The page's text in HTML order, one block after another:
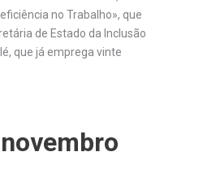
no Trabalho», que
de Estado da Inclusão
que já emprega vinte